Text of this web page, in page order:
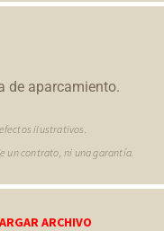
de aparcamiento.
ilustrativos.
un contrato, ni una garantía.
ARCHIVO